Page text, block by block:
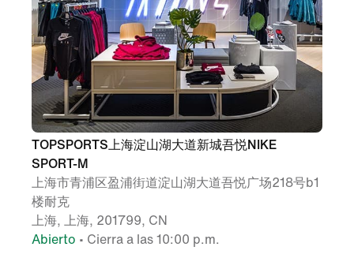
TOPSPORTS上海淀山湖大道新城吾悦NIKE
SPORT-M
上海市青浦区盈浦街道淀山湖大道吾悦广场218号b1
楼耐克
上海, 上海, 201799, CN
Abierto • Cierra a las 10:00 p.m.